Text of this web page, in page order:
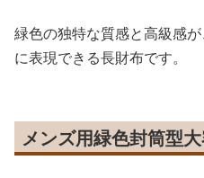
緑色の独特な質感と高級感
に表現できる長財布です。
メンズ用緑色封筒型